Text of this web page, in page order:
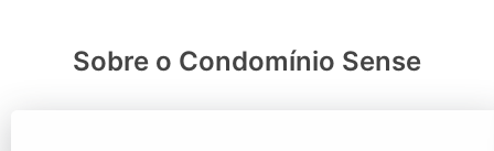
Sobre o Condomínio Sense